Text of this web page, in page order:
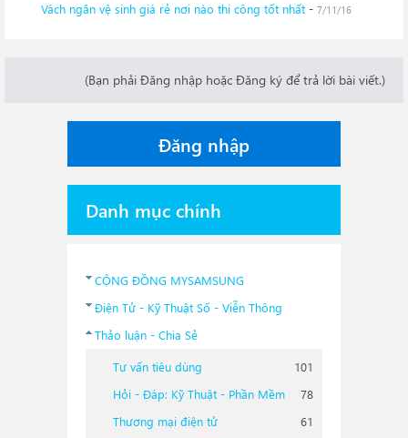
Vách ngăn vệ sinh giá rẻ nơi nào thi công tốt nhất - 7/11/16
(Bạn phải Đăng nhập hoặc Đăng ký để trả lời bài viết.)
Đăng nhập
Danh mục chính
CỘNG ĐỒNG MYSAMSUNG
Điện Tử - Kỹ Thuật Số - Viễn Thông
Thảo luận - Chia Sẻ
Tư vấn tiêu dùng
101
Hỏi - Đáp: Kỹ Thuật - Phần Mềm
78
Thương mại điện tử
61